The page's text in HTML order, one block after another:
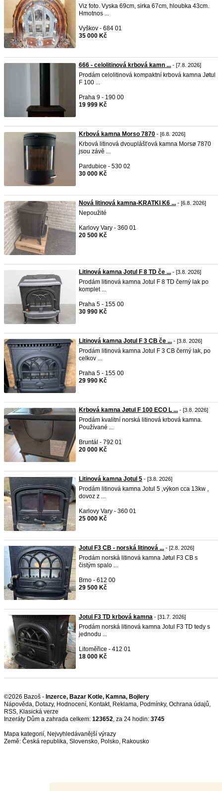
Viz foto. Vyska 69cm, sirka 67cm, hloubka 43cm.
Hmotnos ...
Vyškov - 684 01
35 000 Kč
666 - celolitinová krbová kamn ... - [7.8. 2026]
Prodám celolitinová kompaktní krbová kamna Jøtul
F 100 ...
Praha 9 - 190 00
19 999 Kč
Krbová kamna Morso 7870 - [6.8. 2026]
Krbová litinová dvouplášťová kamna Morsø 7870
jsou závě ...
Pardubice - 530 02
30 000 Kč
Nová litinová kamna-KRATKI K6 ... - [6.8. 2026]
Nepoužité
Karlovy Vary - 360 01
20 500 Kč
Litinová kamna Jotul F 8 TD če ... - [3.8. 2026]
Prodám litinová kamna Jotul F 8 TD černý lak po
komplet ...
Praha 5 - 155 00
30 990 Kč
Litinová kamna Jotul F 3 CB če ... - [3.8. 2026]
Prodám litinová kamna Jotul F 3 CB černý lak, po
celkov ...
Praha 5 - 155 00
29 990 Kč
Krbová kamna Jøtul F 100 ECO L ... - [3.8. 2026]
Prodám kvalitní norská litinová krbová kamna.
Používané ...
Bruntál - 792 01
20 000 Kč
Litinová kamna Jotul 5 - [3.8. 2026]
Prodám litinová kamna Jotul 5 ,výkon cca 13kw ,
dovoz z ...
Karlovy Vary - 360 01
25 000 Kč
Jotul F3 CB - norská litinová ... - [2.8. 2026]
Prodám norská litinová kamna Jøtul F3 CB s
čistým spalo ...
Brno - 612 00
29 500 Kč
Jotul F3 TD krbová kamna - [31.7. 2026]
Prodám norská litinová kamna Jotul F3 TD tedy s
jednodu ...
Litoměřice - 412 01
18 000 Kč
©2026 Bazoš - Inzerce, Bazar Kotle, Kamna, Bojlery
Nápověda, Dotazy, Hodnocení, Kontakt, Reklama, Podmínky, Ochrana údajů,
RSS,
Inzeráty Dům a zahrada celkem: 123652, za 24 hodin: 3745
Mapa kategorií, Nejvyhledávanější výrazy
Země: Česká republika, Slovensko, Polsko, Rakousko